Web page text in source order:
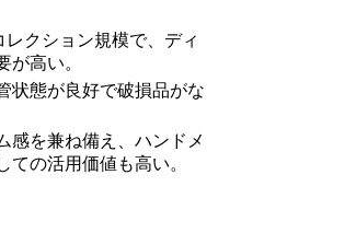
クション規模で、ディ
が高い。
状態が良好で破損品がな
感を兼ね備え、ハンドメ
の活用価値も高い。